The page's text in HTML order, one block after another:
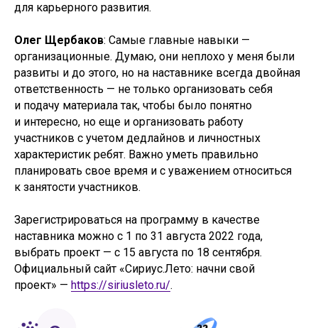
для карьерного развития.
Олег Щербаков: Самые главные навыки —
организационные. Думаю, они неплохо у меня были
развиты и до этого, но на наставнике всегда двойная
ответственность — не только организовать себя
и подачу материала так, чтобы было понятно
и интересно, но еще и организовать работу
участников с учетом дедлайнов и личностных
характеристик ребят. Важно уметь правильно
планировать свое время и с уважением относиться
к занятости участников.
Зарегистрироваться на программу в качестве
наставника можно с 1 по 31 августа 2022 года,
выбрать проект — с 15 августа по 18 сентября.
Официальный сайт «Сириус.Лето: начни свой
проект» — https://siriusleto.ru/.